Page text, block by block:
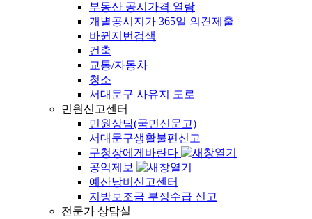
부동산 공시가격 열람
개별공시지가 365일 의견제출
바뀐지번검색
건축
교통/자동차
청소
서대문구 사유지 도로
민원신고센터
민원상담(국민신문고)
서대문구생활불편신고
구청장에게바란다
공익제보
예산낭비신고센터
지방보조금 부정수급 신고
전문가 상담실